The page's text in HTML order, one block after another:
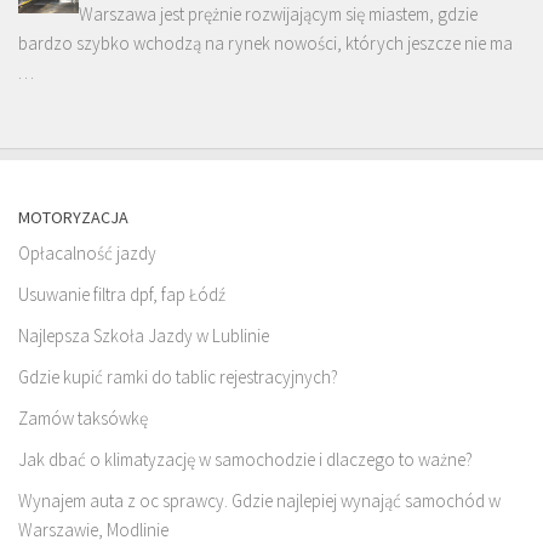
Warszawa jest prężnie rozwijającym się miastem, gdzie
bardzo szybko wchodzą na rynek nowości, których jeszcze nie ma
MOTORYZACJA
Opłacalność jazdy
Usuwanie filtra dpf, fap Łódź
Najlepsza Szkoła Jazdy w Lublinie
Gdzie kupić ramki do tablic rejestracyjnych?
Zamów taksówkę
Jak dbać o klimatyzację w samochodzie i dlaczego to ważne?
Wynajem auta z oc sprawcy. Gdzie najlepiej wynająć samochód w
Warszawie, Modlinie